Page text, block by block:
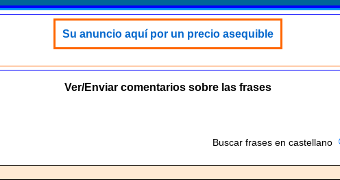
Su anuncio aquí por un precio asequible
Ver/Enviar comentarios sobre las frases
Buscar frases en castellano